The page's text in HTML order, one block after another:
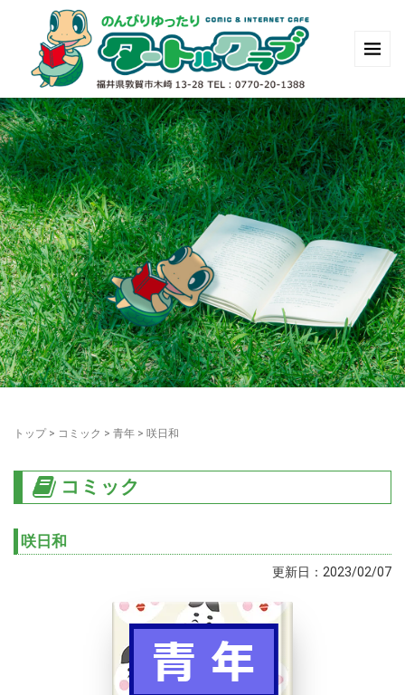
トップ> コミック > 青年 > 咲日和
コミック
咲日和
更新日：2023/02/07